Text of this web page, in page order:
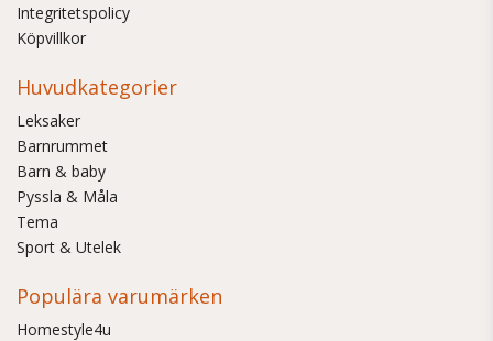
Integritetspolicy
Köpvillkor
Huvudkategorier
Leksaker
Barnrummet
Barn & baby
Pyssla & Måla
Tema
Sport & Utelek
Populära varumärken
Homestyle4u